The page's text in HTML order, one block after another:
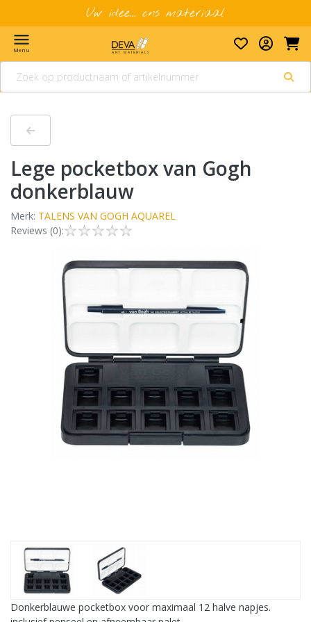
Uw idee... ons materiaal
menu
Menu
Lege pocketbox van Gogh
donkerblauw
Merk: TALENS VAN GOGH AQUAREL
Reviews (0):
Donkerblauwe pocketbox voor maximaal 12 halve napjes.